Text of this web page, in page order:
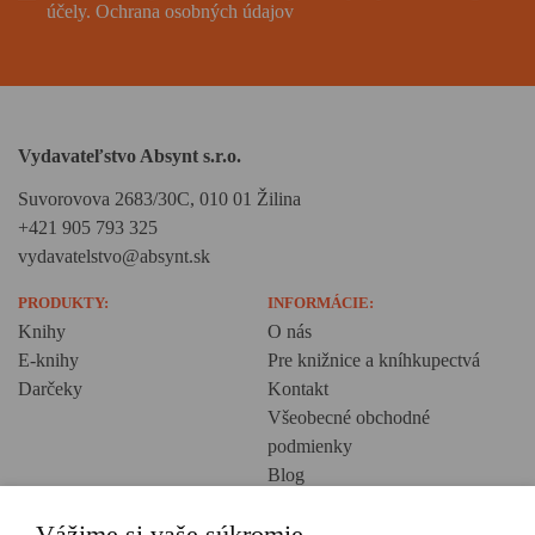
účely. Ochrana osobných údajov
Vydavateľstvo Absynt s.r.o.
Suvorovova 2683/30C, 010 01 Žilina
+421 905 793 325
vydavatelstvo@absynt.sk
PRODUKTY:
Knihy
E-knihy
Darčeky
INFORMÁCIE:
O nás
Pre knižnice a kníhkupectvá
Kontakt
Všeobecné obchodné
podmienky
Blog